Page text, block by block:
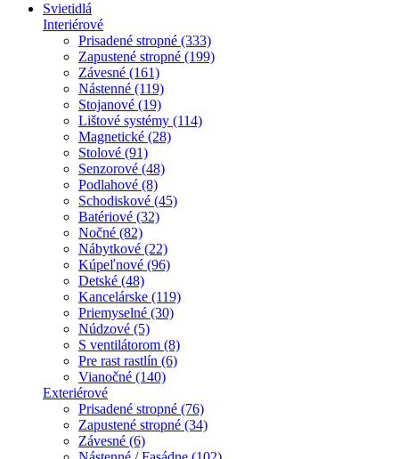
Svietidlá
Interiérové
Prisadené stropné (333)
Zapustené stropné (199)
Závesné (161)
Nástenné (119)
Stojanové (19)
Lištové systémy (114)
Magnetické (28)
Stolové (91)
Senzorové (48)
Podlahové (8)
Schodiskové (45)
Batériové (32)
Nočné (82)
Nábytkové (22)
Kúpeľnové (96)
Detské (48)
Kancelárske (119)
Priemyselné (30)
Núdzové (5)
S ventilátorom (8)
Pre rast rastlín (6)
Vianočné (140)
Exteriérové
Prisadené stropné (76)
Zapustené stropné (34)
Závesné (6)